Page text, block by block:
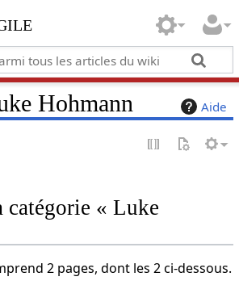
Aide
Hohmann
catégorie « Luke
2 pages, dont les 2 ci-dessous.